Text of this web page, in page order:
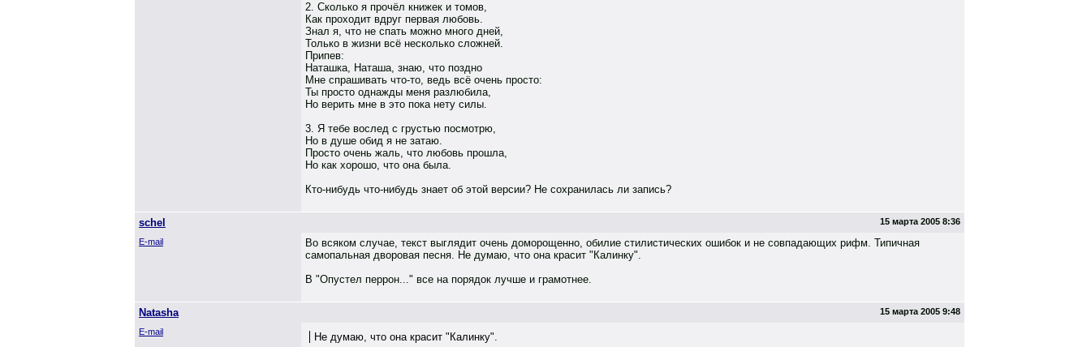
2. Сколько я прочёл книжек и томов,
Как проходит вдруг первая любовь.
Знал я, что не спать можно много дней,
Только в жизни всё несколько сложней.
Припев:
Наташка, Наташа, знаю, что поздно
Мне спрашивать что-то, ведь всё очень просто:
Ты просто однажды меня разлюбила,
Но верить мне в это пока нету силы.
3. Я тебе вослед с грустью посмотрю,
Но в душе обид я не затаю.
Просто очень жаль, что любовь прошла,
Но как хорошо, что она была.
Кто-нибудь что-нибудь знает об этой версии? Не сохранилась ли запись?
schel 15 марта 2005 8:36
E-mail
Во всяком случае, текст выглядит очень доморощенно, обилие стилистических ошибок и не совпадающих рифм. Типичная
самопальная дворовая песня. Не думаю, что она красит "Калинку".
В "Опустел перрон..." все на порядок лучше и грамотнее.
Natasha 15 марта 2005 9:48
E-mail Не думаю, что она красит "Калинку".